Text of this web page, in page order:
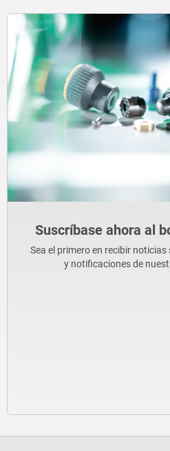
Suscríbase ahora al
Sea el primero en recibir
y notificaciones de